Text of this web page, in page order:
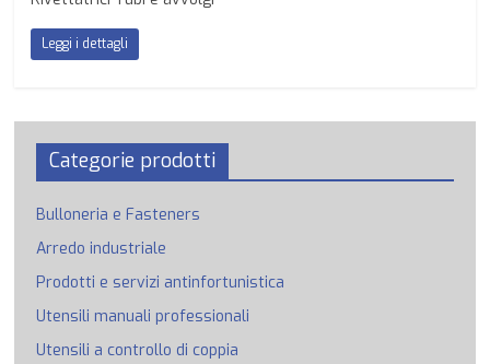
Leggi i dettagli
Categorie prodotti
Bulloneria e Fasteners
Arredo industriale
Prodotti e servizi antinfortunistica
Utensili manuali professionali
Utensili a controllo di coppia